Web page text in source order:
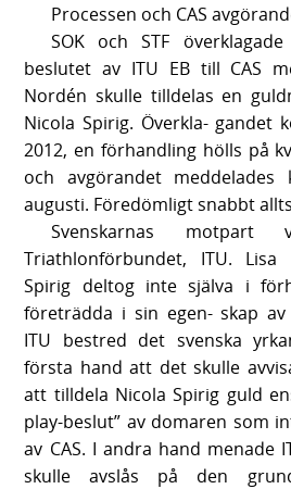
Processen och CAS
SOK och STF
beslutet av ITU EB till CAS
Nordén skulle tilldelas en
Nicola Spirig. Överkla- gandet
2012, en förhandling hölls på
och avgörandet
augusti. Föredömligt snabbt
Svenskarnas motpart
Triathlonförbundet, ITU.
Spirig deltog inte själva i
företrädda i sin egen- skap av
ITU bestred det svenska
första hand att det skulle
att tilldela Nicola Spirig guld
play-beslut” av domaren som
av CAS. I andra hand menade
skulle avslås på den